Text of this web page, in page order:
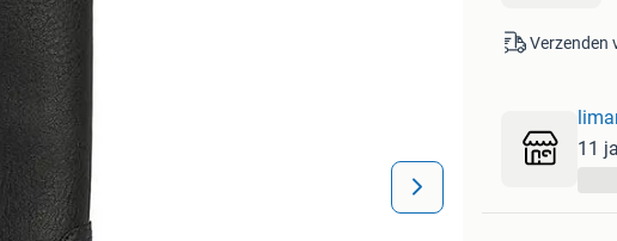
Verzenden
11